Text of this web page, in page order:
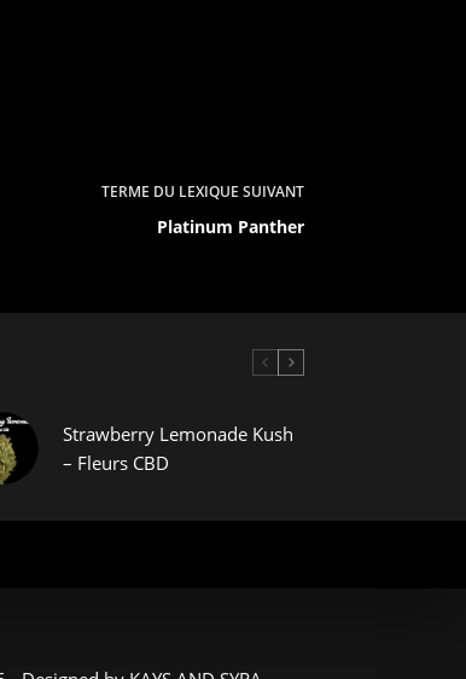
TERME DU LEXIQUE SUIVANT
Platinum Panther
Strawberry Lemonade Kush
– Fleurs CBD